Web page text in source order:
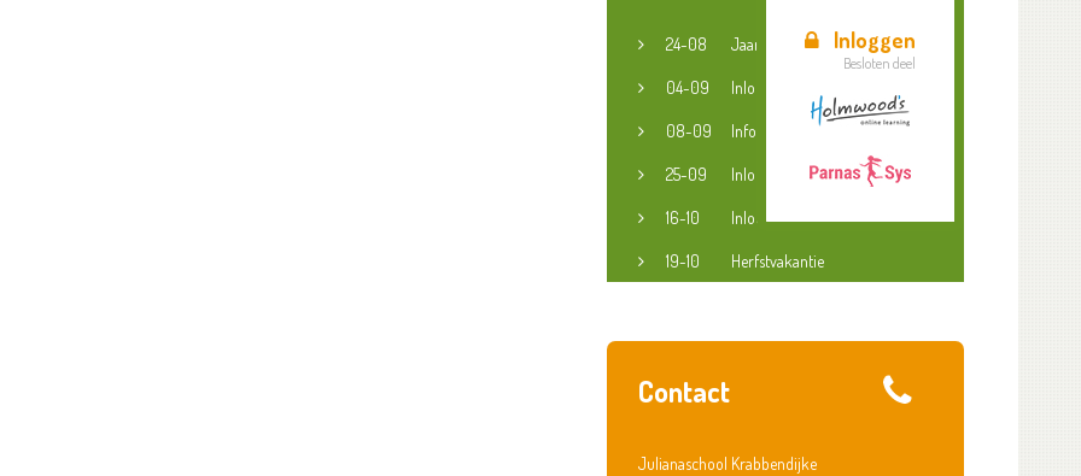
Inloggen
Besloten deel
24-08 Jaaropening
04-09 Inloopspreekuur jeugdconsulent
08-09 Informatieavond groep 3-8
25-09 Inloopspreekuur jeugdconsulent
16-10 Inloopspreekuur jeugdconsulent
19-10 Herfstvakantie
Contact
Julianaschool Krabbendijke